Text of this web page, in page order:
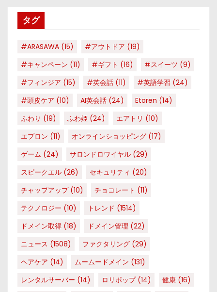
ータグ
#ARASAWA (15) #アウトドア (19)
#キャンペーン (11) #ギフト (16) #スイーツ (9)
#フィンジア (15) #英会話 (11) #英語学習 (24)
#頭皮ケア (10) AI英会話 (24) Etoren (14)
ふわり (19) ふわ姫 (24) エアトリ (10)
エプロン (11) オンラインショッピング (17)
ゲーム (24) サロンドロワイヤル (29)
スピークエル (26) セキュリティ (20)
チャップアップ(10) チョコレート (11)
テクノロジー (10) トレンド (1514)
ドメイン取得 (18) ドメイン管理 (22)
ニュース (1508) ファクタリング (29)
ヘアケア (14) ムームードメイン (131)
レンタルサーバー (14) ロリポップ(14) 健康 (16)